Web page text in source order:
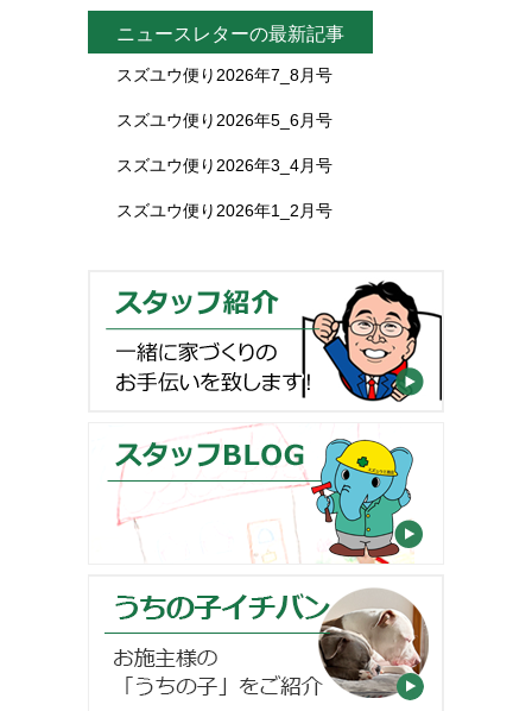
ニュースレターの最新記事
スズユウ便り2026年7_8月号
スズユウ便り2026年5_6月号
スズユウ便り2026年3_4月号
スズユウ便り2026年1_2月号